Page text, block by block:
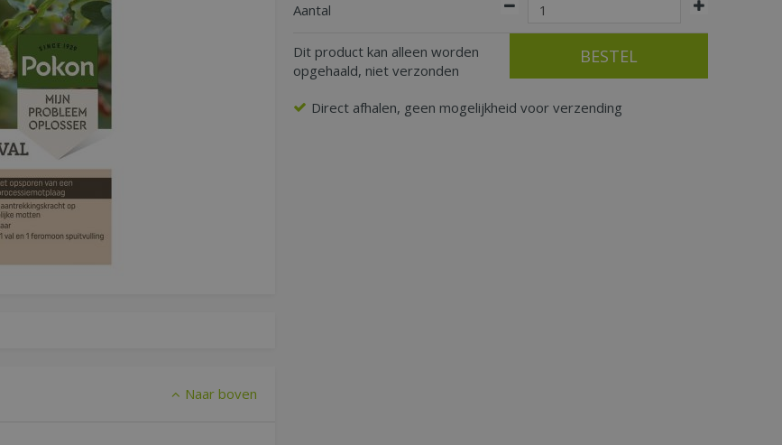
Aantal
Dit product kan alleen worden
opgehaald, niet verzonden
Direct afhalen, geen mogelijkheid voor verzending
Naar boven